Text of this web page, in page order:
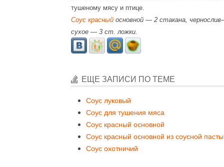
тушеному мясу и птице.
Соус красный основной — 2 стакана,
сухое — 3 ст. ложки.
ЕЩЕ ЗАПИСИ ПО ТЕМЕ
Соус луковый
Соус для тушения мяса
Соус красный основной
Соус красный основной из соусной пасты
Соус охотничий